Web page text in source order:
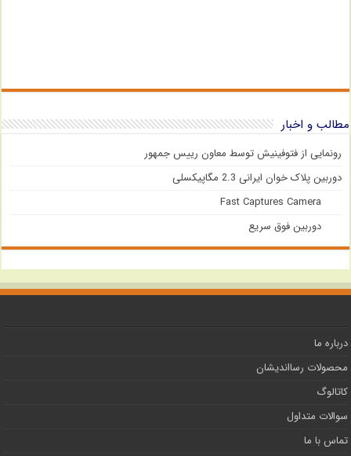
مطالب و اخبار
رونمایی از فتوفینیش توسط معاون رییس جمهور
دوربین پلاک خوان ایرانی 2.3 مگاپیکسلی
Fast Captures Camera
دوربین فوق سریع
درباره ما
محصولات رسااندیشان
کاتالوگ
سوالات متداول
تماس با ما